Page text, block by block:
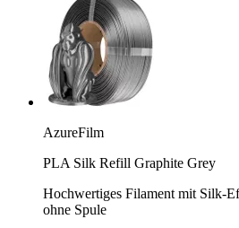
AzureFilm
PLA Silk Refill Graphite Grey
Hochwertiges Filament mit Silk-
ohne Spule